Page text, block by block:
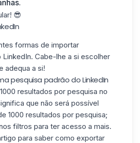
😎
formas de importar
Cabe-lhe a si escolher
adequa a si!
pesquisa padrão do LinkedIn
resultados por pesquisa no
que não será possível
1000 resultados por pesquisa;
filtros para ter acesso a mais.
para saber como exportar